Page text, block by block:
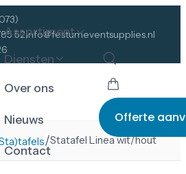
52info@festumeventsupplies.nl
Assortiment
Diensten
Over ons
Nieuws
Contact
Offerte
/Statafel Linea wit/hout